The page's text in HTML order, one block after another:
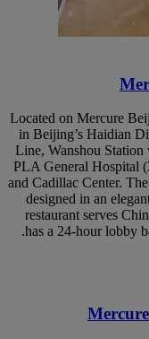
Located on Mercure
in Beijing’s Haidian
Line, Wanshou Station
PLA General Hospital
and Cadillac Center.
designed in an
restaurant serves
has a 24-hour lobby